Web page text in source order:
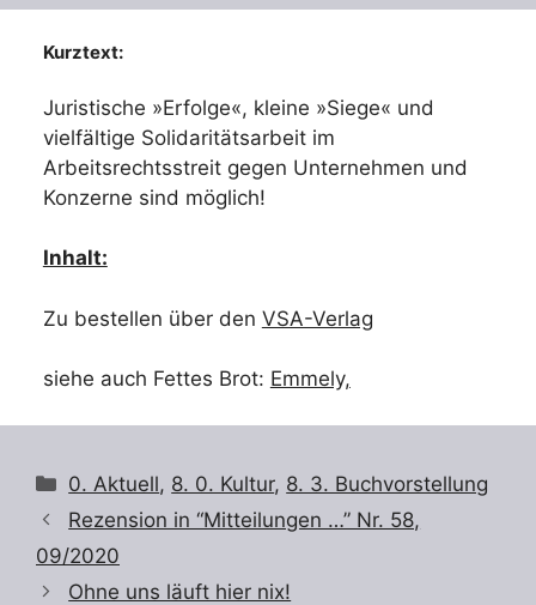
Kurztext:
Juristische »Erfolge«, kleine »Siege« und
vielfältige Solidaritätsarbeit im
Arbeitsrechtsstreit gegen Unternehmen und
Konzerne sind möglich!
Inhalt:
Zu bestellen über den VSA-Verlag
siehe auch Fettes Brot: Emmely,
Kategorien
0. Aktuell, 8. 0. Kultur, 8. 3. Buchvorstellung
Rezension in “Mitteilungen …” Nr. 58,
09/2020
Ohne uns läuft hier nix!